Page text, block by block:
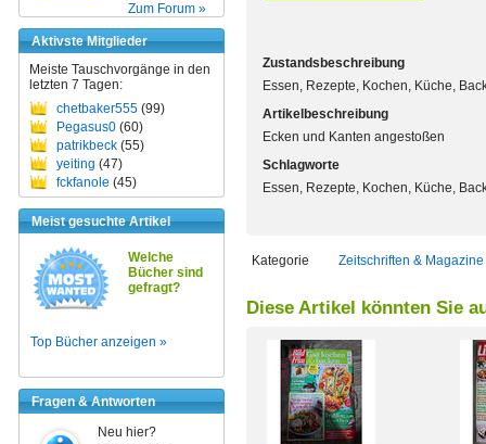
Zum Forum »
Aktivste Mitglieder
Meiste Tauschvorgänge in den
letzten 7 Tagen:
chetbaker555 (99)
Pegasus0 (60)
patrikbeck (55)
yeiting (47)
fckfanole (45)
Meist gesuchte Artikel
Welche
Bücher sind
gefragt?
Top Bücher anzeigen »
Fragen & Antworten
Neu hier?
Zustandsbeschreibung
Essen, Rezepte, Kochen, Küche,
Artikelbeschreibung
Ecken und Kanten angestoßen
Schlagworte
Essen, Rezepte, Kochen, Küche,
Kategorie Zeitschriften & Magazine
Diese Artikel könnten Sie